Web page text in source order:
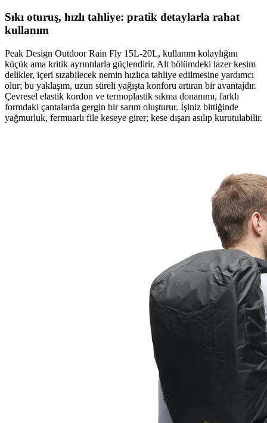
Sıkı oturuş, hızlı tahliye: pratik detaylarla rahat
kullanım
Peak Design Outdoor Rain Fly 15L-20L, kullanım kolaylığını
küçük ama kritik ayrıntılarla güçlendirir. Alt bölümdeki lazer kesim
delikler, içeri sızabilecek nemin hızlıca tahliye edilmesine yardımcı
olur; bu yaklaşım, uzun süreli yağışta konforu artıran bir avantajdır.
Çevresel elastik kordon ve termoplastik sıkma donanımı, farklı
formdaki çantalarda gergin bir sarım oluşturur. İşiniz bittiğinde
yağmurluk, fermuarlı file keseye girer; kese dışarı asılıp kurutulabilir.